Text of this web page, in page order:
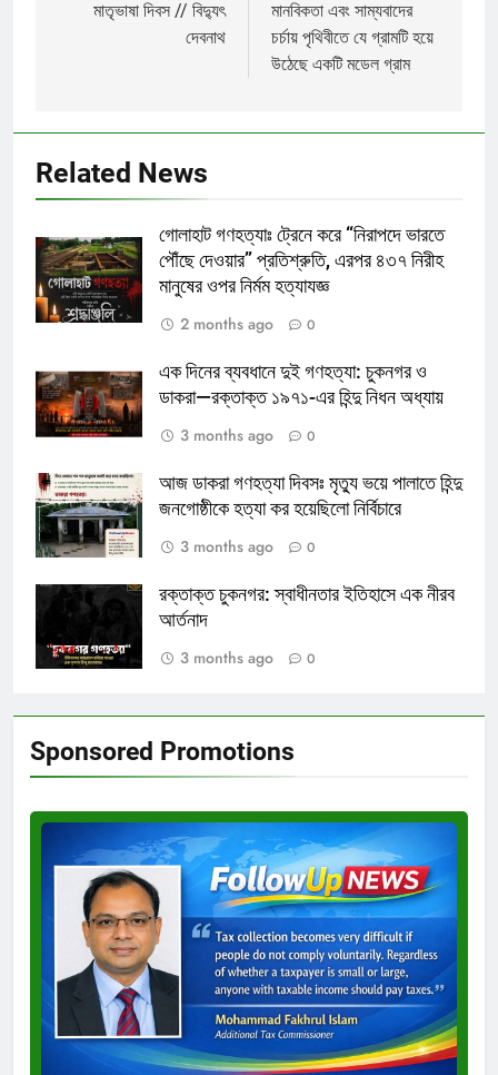
মাতৃভাষা দিবস // বিদ্যুৎ
দেবনাথ
মানবিকতা এবং সাম্যবাদের
চর্চায় পৃথিবীতে যে গ্রামটি হয়ে
উঠেছে একটি মডেল গ্রাম
Related News
গোলাহাট গণহত্যাঃ ট্রেনে করে “নিরাপদে ভারতে
পৌঁছে দেওয়ার” প্রতিশ্রুতি, এরপর ৪৩৭ নিরীহ
মানুষের ওপর নির্মম হত্যাযজ্ঞ
2 months ago
0
এক দিনের ব্যবধানে দুই গণহত্যা: চুকনগর ও
ডাকরা—রক্তাক্ত ১৯৭১-এর হিন্দু নিধন অধ্যায়
3 months ago
0
আজ ডাকরা গণহত্যা দিবসঃ মৃত্যু ভয়ে পালাতে হিন্দু
জনগোষ্ঠীকে হত্যা কর হয়েছিলো নির্বিচারে
3 months ago
0
রক্তাক্ত চুকনগর: স্বাধীনতার ইতিহাসে এক নীরব
আর্তনাদ
3 months ago
0
Sponsored Promotions
Test
Ad
3